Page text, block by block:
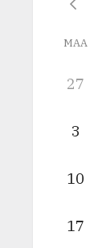
MAA
27
3
10
17